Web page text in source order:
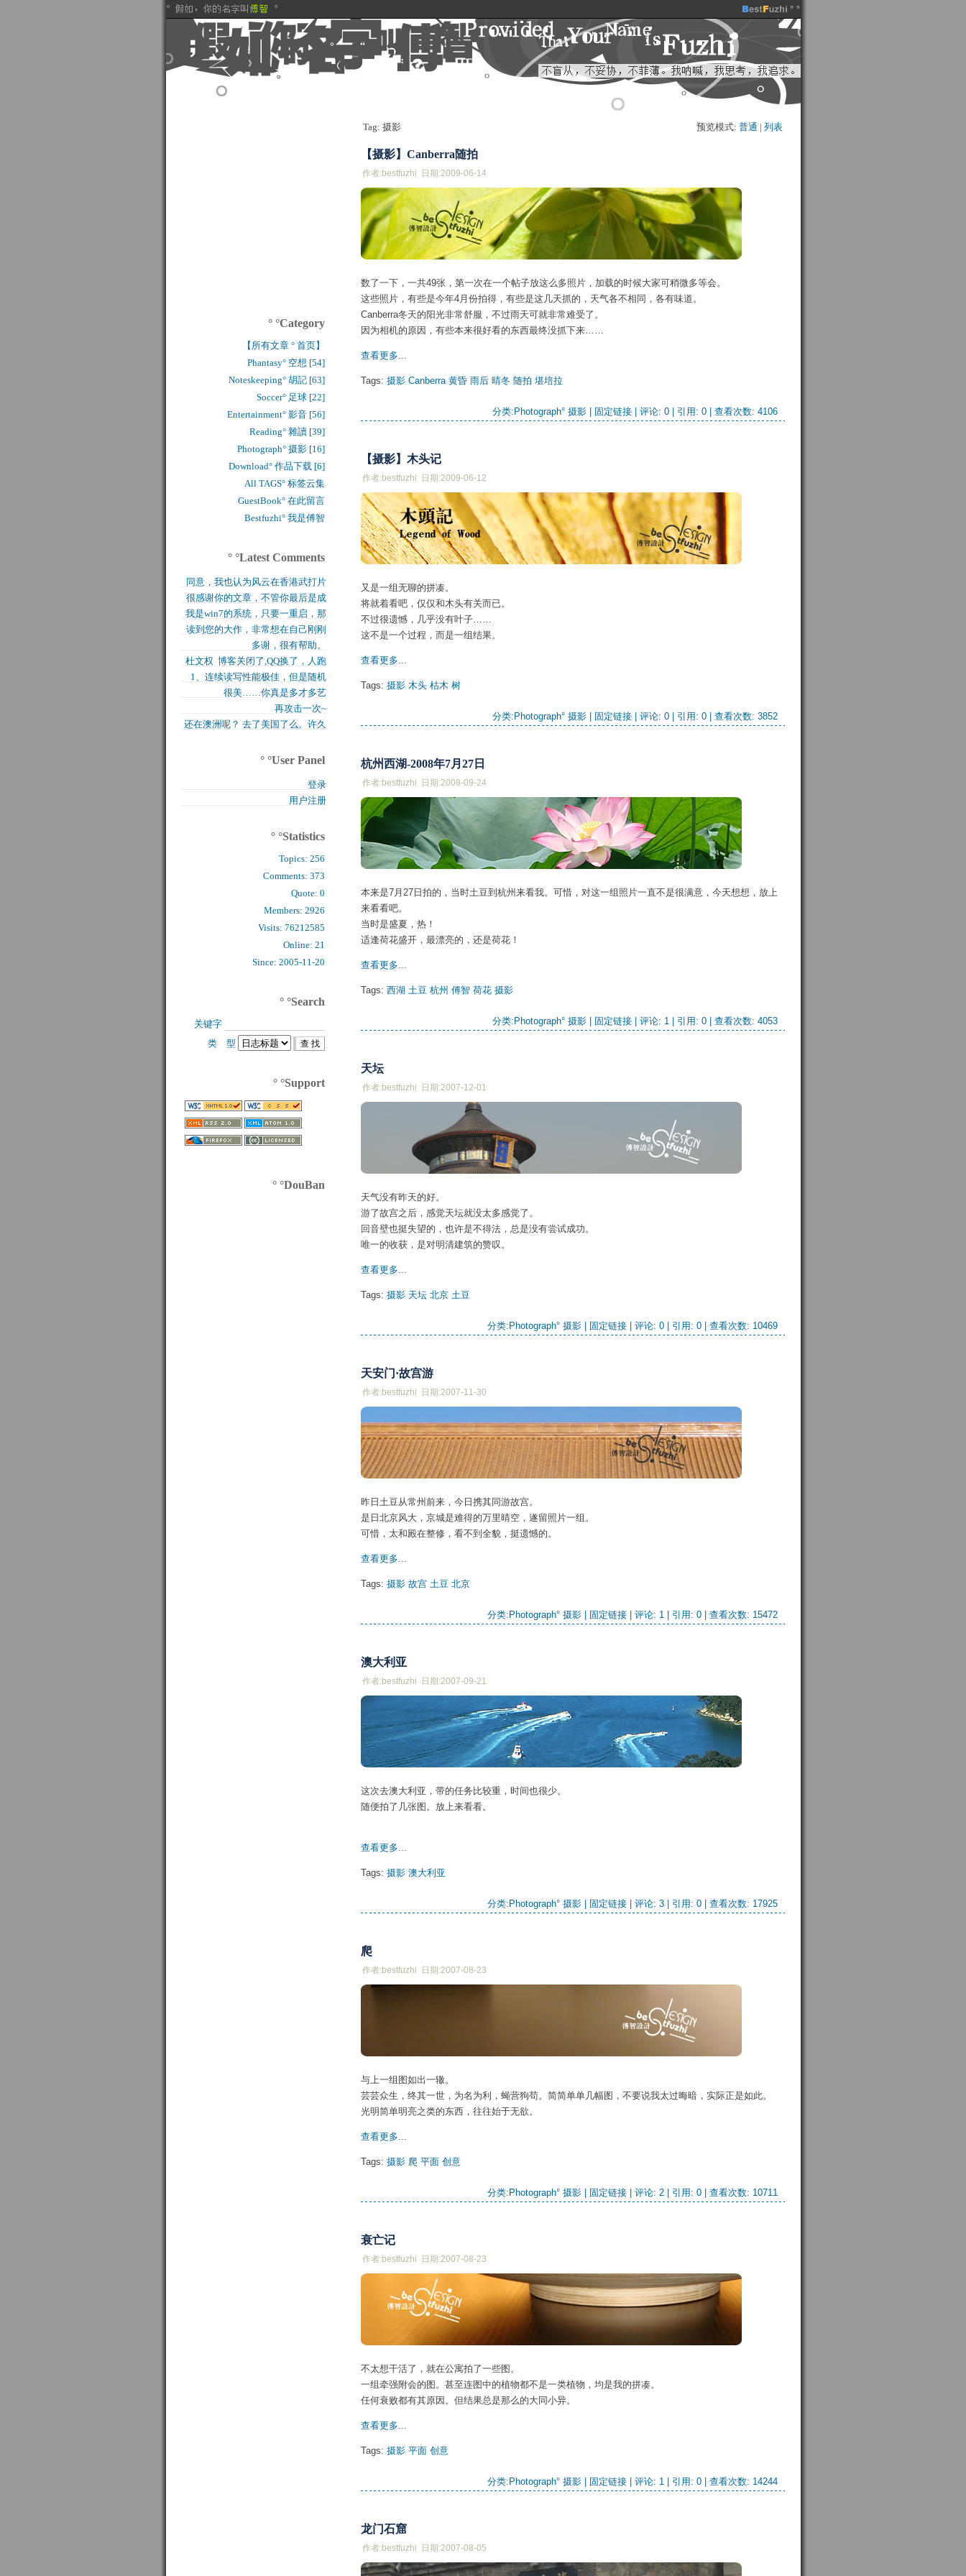
Tag: 摄影 预览模式: 普通 | 列表
【摄影】Canberra随拍
作者:bestfuzhi 日期:2009-06-14
数了一下，一共49张，第一次在一个帖子放这么多照片，加载的时候大家可稍微多等会。
这些照片，有些是今年4月份拍得，有些是这几天抓的，天气各不相同，各有味道。
Canberra冬天的阳光非常舒服，不过雨天可就非常难受了。
因为相机的原因，有些本来很好看的东西最终没抓下来……
查看更多...
Tags: 摄影 Canberra 黄昏 雨后 晴冬 随拍 堪培拉
分类: Photograph° 摄影 固定链接 评论: 0 | 引用: 0 | 查看次数: 4106
【摄影】木头记
作者:bestfuzhi 日期:2009-06-12
又是一组无聊的拼凑。
将就着看吧，仅仅和木头有关而已。
不过很遗憾，几乎没有叶子……
这不是一个过程，而是一组结果。
查看更多...
Tags: 摄影 木头 枯木 树
分类: Photograph° 摄影 固定链接 评论: 0 | 引用: 0 | 查看次数: 3852
杭州西湖-2008年7月27日
作者:bestfuzhi 日期:2008-09-24
本来是7月27日拍的，当时土豆到杭州来看我。可惜，对这一组照片一直不是很满意，今天想想，放上
来看看吧。
当时是盛夏，热！
适逢荷花盛开，最漂亮的，还是荷花！
查看更多...
Tags: 西湖 土豆 杭州 傅智 荷花 摄影
分类: Photograph° 摄影 固定链接 评论: 1 | 引用: 0 | 查看次数: 4053
天坛
作者:bestfuzhi 日期:2007-12-01
天气没有昨天的好。
游了故宫之后，感觉天坛就没太多感觉了。
回音壁也挺失望的，也许是不得法，总是没有尝试成功。
唯一的收获，是对明清建筑的赞叹。
查看更多...
Tags: 摄影 天坛 北京 土豆
分类: Photograph° 摄影 固定链接 评论: 0 | 引用: 0 | 查看次数: 10469
天安门·故宫游
作者:bestfuzhi 日期:2007-11-30
昨日土豆从常州前来，今日携其同游故宫。
是日北京风大，京城是难得的万里晴空，遂留照片一组。
可惜，太和殿在整修，看不到全貌，挺遗憾的。
查看更多...
Tags: 摄影 故宫 土豆 北京
分类: Photograph° 摄影 固定链接 评论: 1 | 引用: 0 | 查看次数: 15472
澳大利亚
作者:bestfuzhi 日期:2007-09-21
这次去澳大利亚，带的任务比较重，时间也很少。
随便拍了几张图。放上来看看。
查看更多...
Tags: 摄影 澳大利亚
分类: Photograph° 摄影 固定链接 评论: 3 | 引用: 0 | 查看次数: 17925
爬
作者:bestfuzhi 日期:2007-08-23
与上一组图如出一辙。
芸芸众生，终其一世，为名为利，蝇营狗苟。简简单单几幅图，不要说我太过晦暗，实际正是如此。
光明简单明亮之类的东西，往往始于无欲。
查看更多...
Tags: 摄影 爬 平面 创意
分类: Photograph° 摄影 固定链接 评论: 2 | 引用: 0 | 查看次数: 10711
衰亡记
作者:bestfuzhi 日期:2007-08-23
不太想干活了，就在公寓拍了一些图。
一组牵强附会的图。甚至连图中的植物都不是一类植物，均是我的拼凑。
任何衰败都有其原因。但结果总是那么的大同小异。
查看更多...
Tags: 摄影 平面 创意
分类: Photograph° 摄影 固定链接 评论: 1 | 引用: 0 | 查看次数: 14244
龙门石窟
作者:bestfuzhi 日期:2007-08-05
° °Category
【所有文章 ° 首页】
Phantasy° 空想 [54]
Noteskeeping° 胡記 [63]
Soccer° 足球 [22]
Entertainment° 影音 [56]
Reading° 雜讀 [39]
Photograph° 摄影 [16]
Download° 作品下载 [6]
All TAGS° 标签云集
GuestBook° 在此留言
Bestfuzhi° 我是傅智
° °Latest Comments
同意，我也认为风云在香港武打片
历史上是绝无仅有的，...
很感谢你的文章，不管你最后是成
功还是失败，能让后来...
我是win7的系统，只要一重启，那
块MFT盘就无法...
读到您的大作，非常想在自己刚刚
买的固态硬盘上试试，...
多谢，很有帮助。
杜文权 博客关闭了,QQ换了，人跑
了 新的QQ...
1、连续读写性能极佳，但是随机
写入性能极差（这对于...
很美……你真是多才多艺
再攻击一次~
还在澳洲呢？ 去了美国了么。许久
° °User Panel
登录
用户注册
° °Statistics
Topics: 256
Comments: 373
Quote: 0
Members: 2926
Visits: 76212585
Online: 21
Since: 2005-11-20
° °Search
关键字
类 型
° °Support
° °DouBan